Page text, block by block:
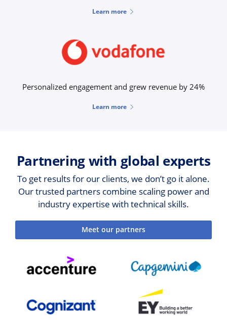
Learn more
Personalized engagement and grew revenue by 24%
Learn more
Partnering with global experts
To get results for our clients, we don’t go it alone.
Our trusted partners combine scaling power and
industry expertise with technical skills.
Meet our partners